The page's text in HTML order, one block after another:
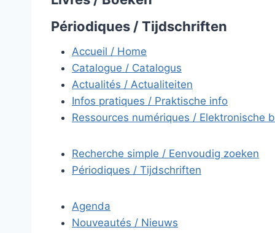
Périodiques / Tijdschriften
Accueil / Home
Catalogue / Catalogus
Actualités / Actualiteiten
Infos pratiques / Praktische info
Ressources numériques / Elektronische
Recherche simple / Eenvoudig zoeken
Périodiques / Tijdschriften
Agenda
Nouveautés / Nieuws